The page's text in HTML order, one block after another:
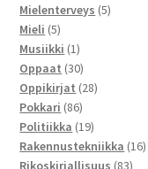
tuotetta
Mielenterveys 55
Mieli 55
tuotetta
Musiikki 11
tuote
Oppaat 3030
tuotetta
Oppikirjat 2828
Pokkari 8686
tuotetta
Politiikka 1919
tuotetta
Rakennustekniikka 1616
83